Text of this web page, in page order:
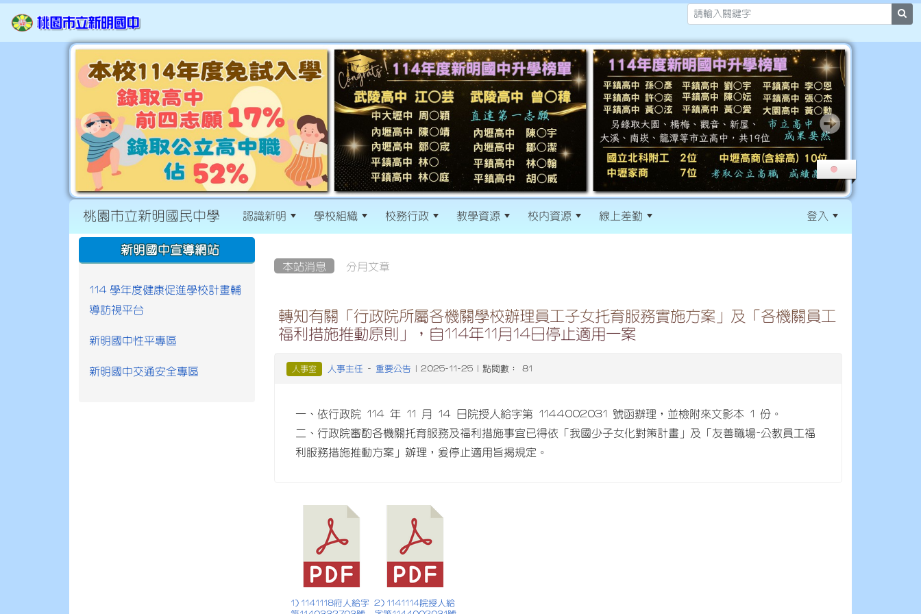
桃園市立新明國民中學 認識新明 學校組織 校務行政 教學資源 校內資源 線上差勤 登入
本站消息 分月文章
轉知有關「行政院所屬各機關學校辦理員工子女托育服務實施方案」及「各機關員工
福利措施推動原則」，自114年11月14日停止適用一案
人事室 人事主任 - 重要公告 | 2025-11-25 | 點閱數： 81
一、依行政院 114 年 11 月 14 日院授人給字第 1144002031 號函辦理，並檢附來文影本 1 份。
二、行政院審酌各機關托育服務及福利措施事宜已得依「我國少子女化對策計畫」及「友善職場-公教員工福
利服務措施推動方案」辦理，爰停止適用旨揭規定。
1) 1141118府人給字 2) 1141114院授人給
:::
新明國中宣導網站
114 學年度健康促進學校計畫輔
導訪視平台
新明國中性平專區
新明國中交通安全專區